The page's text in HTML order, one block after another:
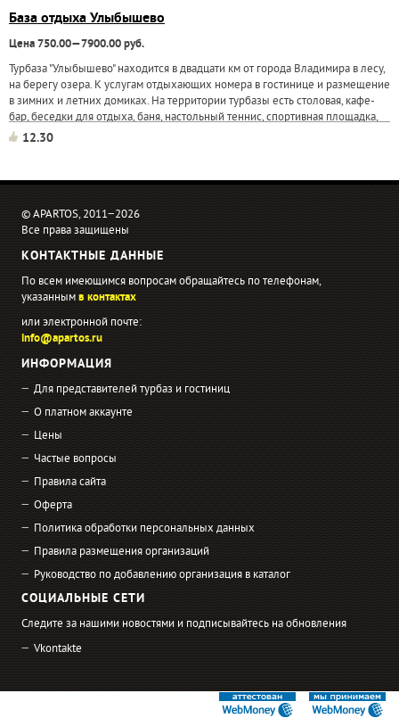
База отдыха Улыбышево
Цена 750.00—7900.00 руб.
Турбаза "Улыбышево" находится в двадцати км от города Владимира в лесу,
на берегу озера. К услугам отдыхающих номера в гостинице и размещение
в зимних и летних домиках. На территории турбазы есть столовая, кафе-
бар, беседки для отдыха, баня, настольный теннис, спортивная площадка,
прокат...
12.30
© APARTOS, 2011−2026
Все права защищены
КОНТАКТНЫЕ ДАННЫЕ
По всем имеющимся вопросам обращайтесь по телефонам,
указаннымв контактах
или электронной почте:
info@apartos.ru
ИНФОРМАЦИЯ
Для представителей турбаз и гостиниц
О платном аккаунте
Цены
Частые вопросы
Правила сайта
Оферта
Политика обработки персональных данных
Правила размещения организаций
Руководство по добавлению организация в каталог
СОЦИАЛЬНЫЕ СЕТИ
Следите за нашими новостями и подписывайтесь на обновления
Vkontakte